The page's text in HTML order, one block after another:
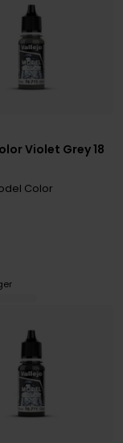
Violet Grey 18
Color